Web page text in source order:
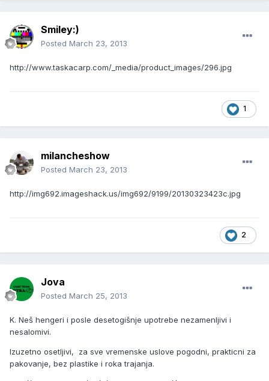
Smiley:)
Posted March 23, 2013
http://www.taskacarp.com/_media/product_images/296.jpg
1
milancheshow
Posted March 23, 2013
http://img692.imageshack.us/img692/9199/20130323423c.jpg
2
Jova
Posted March 25, 2013
K. Neš hengeri i posle desetogišnje upotrebe nezamenljivi i
nesalomivi.
Izuzetno osetljivi, za sve vremenske uslove pogodni, prakticni za
pakovanje, bez plastike i roka trajanja.